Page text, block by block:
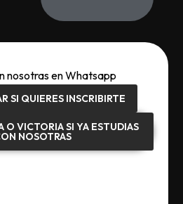
nosotras en Whatsapp
SI QUIERES INSCRIBIRTE
O VICTORIA SI YA ESTUDIAS
NOSOTRAS